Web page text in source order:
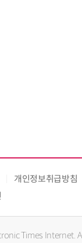
개인정보취급방침
Times Internet.